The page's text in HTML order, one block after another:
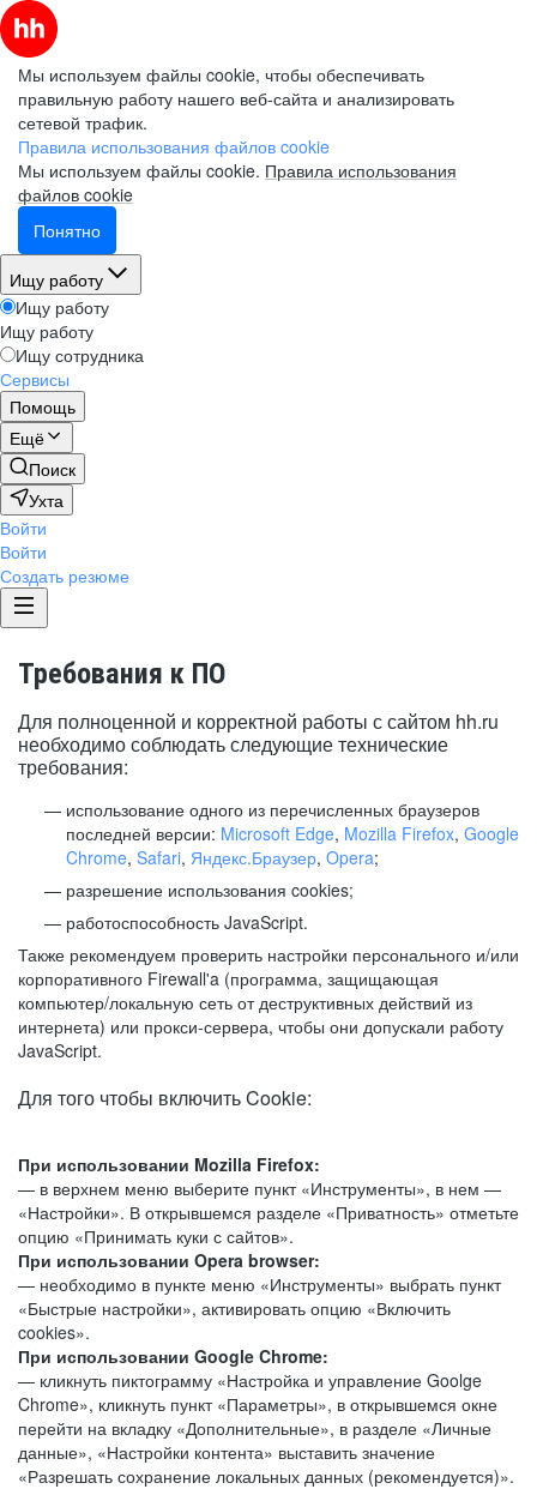
Мы используем файлы cookie, чтобы обеспечивать
правильную работу нашего веб-сайта и анализировать
сетевой трафик.
Правила использования файлов cookie
Мы используем файлы cookie. Правила использования
файлов cookie
Понятно
Ищу работу
Ищу работу
Ищу работу
Ищу сотрудника
Сервисы
Помощь
Ещё
Поиск
Ухта
Войти
Войти
Создать резюме
Требования к ПО
Для полноценной и корректной работы с сайтом hh.ru
необходимо соблюдать следующие технические
требования:
использование одного из перечисленных браузеров
последней версии: Microsoft Edge, Mozilla Firefox, Google
Chrome, Safari, Яндекс.Браузер, Opera;
разрешение использования cookies;
работоспособность JavaScript.
Также рекомендуем проверить настройки персонального и/или
корпоративного Firewall'a (программа, защищающая
компьютер/локальную сеть от деструктивных действий из
интернета) или прокси-сервера, чтобы они допускали работу
JavaScript.
Для того чтобы включить Cookie:
При использовании Mozilla Firefox:
— в верхнем меню выберите пункт «Инструменты», в нем —
«Настройки». В открывшемся разделе «Приватность» отметьте
опцию «Принимать куки с сайтов».
При использовании Opera browser:
— необходимо в пункте меню «Инструменты» выбрать пункт
«Быстрые настройки», активировать опцию «Включить
cookies».
При использовании Google Chrome:
— кликнуть пиктограмму «Настройка и управление Goolge
Chrome», кликнуть пункт «Параметры», в открывшемся окне
перейти на вкладку «Дополнительные», в разделе «Личные
данные», «Настройки контента» выставить значение
«Разрешать сохранение локальных данных (рекомендуется)».